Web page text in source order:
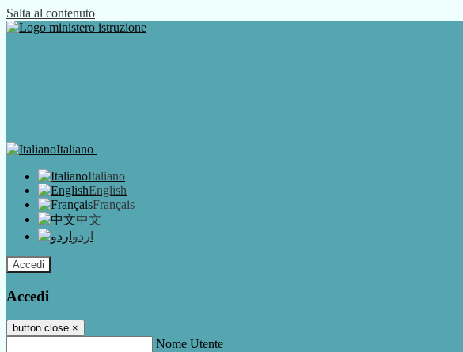
Salta al contenuto
Italiano
Italiano
English
Français
中文
اردو
Accedi
Accedi
button close ×
Nome Utente